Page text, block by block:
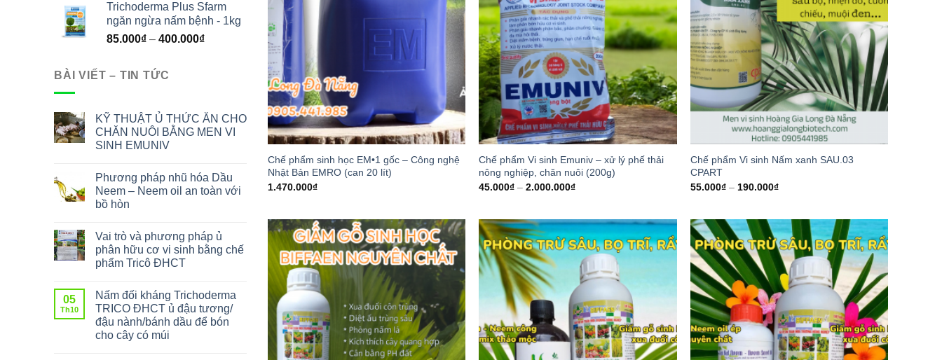
Trichoderma Plus Sfarm
ngăn ngừa nấm bệnh - 1kg
85.000₫ – 400.000₫
BÀI VIẾT – TIN TỨC
KỸ THUẬT Ủ THỨC ĂN CHO
CHĂN NUÔI BẰNG MEN VI
SINH EMUNIV
Phương pháp nhũ hóa Dầu
Neem – Neem oil an toàn với
bồ hòn
Vai trò và phương pháp ủ
phân hữu cơ vi sinh bằng chế
phẩm Tricô ĐHCT
05
Th10
Nấm đối kháng Trichoderma
TRICO ĐHCT ủ đậu tương/
đậu nành/bánh dầu để bón
cho cây có múi
Chế phẩm sinh học EM•1 gốc – Công nghệ
Nhật Bản EMRO (can 20 lít)
1.470.000₫
Chế phẩm Vi sinh Emuniv – xử lý phế thải
nông nghiệp, chăn nuôi (200g)
45.000₫ –2.000.000₫
Chế phẩm Vi sinh Nấm xanh SAU.03
CPART
55.000₫ – 190.000₫